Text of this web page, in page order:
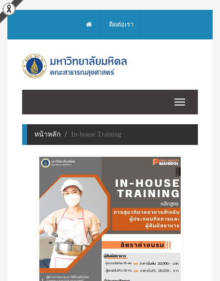
ติดต่อเรา
Toggle
navigation
หน้าหลัก In-house Training